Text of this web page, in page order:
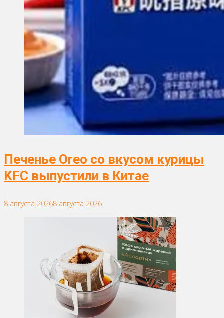
Печенье Oreo со вкусом курицы
KFC выпустили в Китае
8 августа 20268 августа 2026